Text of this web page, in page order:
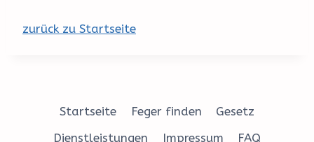
zurück zu Startseite
Startseite Feger finden
Gesetz
Dienstleistungen
Impressum FAQ